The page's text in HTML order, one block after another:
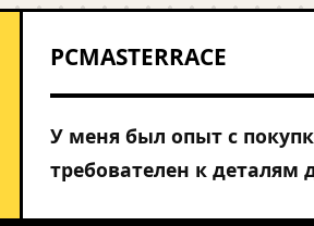
PCMASTERRACE
У меня был опыт с
требователен к деталям